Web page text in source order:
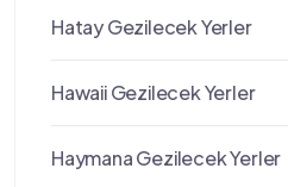
Hatay Gezilecek Yerler
Hawaii Gezilecek Yerler
Haymana Gezilecek Yerler